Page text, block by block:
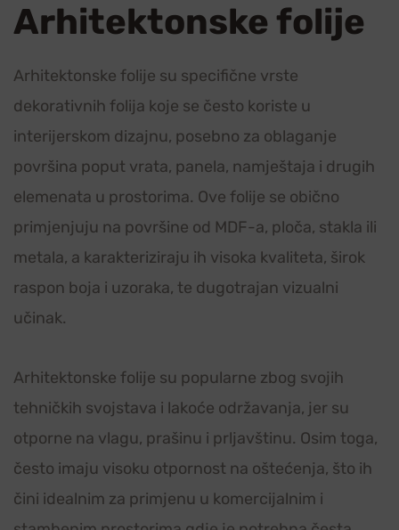
Arhitektonske folije
Arhitektonske folije su specifične vrste
dekorativnih folija koje se često koriste u
interijerskom dizajnu, posebno za oblaganje
površina poput vrata, panela, namještaja i drugih
elemenata u prostorima. Ove folije se obično
primjenjuju na površine od MDF-a, ploča, stakla ili
metala, a karakteriziraju ih visoka kvaliteta, širok
raspon boja i uzoraka, te dugotrajan vizualni
učinak.
Arhitektonske folije su popularne zbog svojih
tehničkih svojstava i lakoće održavanja, jer su
otporne na vlagu, prašinu i prljavštinu. Osim toga,
često imaju visoku otpornost na oštećenja, što ih
čini idealnim za primjenu u komercijalnim i